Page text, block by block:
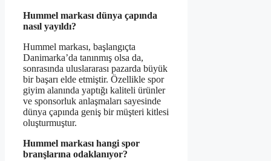
Hummel markası dünya çapında
nasıl yayıldı?
Hummel markası, başlangıçta
Danimarka’da tanınmış olsa da,
sonrasında uluslararası pazarda büyük
bir başarı elde etmiştir. Özellikle spor
giyim alanında yaptığı kaliteli ürünler
ve sponsorluk anlaşmaları sayesinde
dünya çapında geniş bir müşteri kitlesi
oluşturmuştur.
Hummel markası hangi spor
branşlarına odaklanıyor?